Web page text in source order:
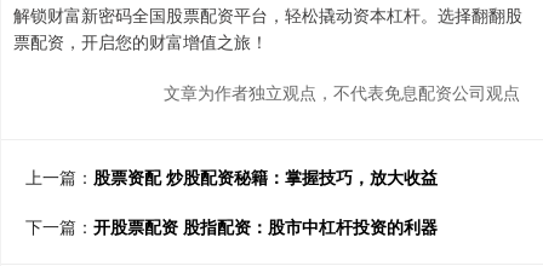
解锁财富新密码全国股票配资平台，轻松撬动资本杠杆。选择翻翻股
票配资，开启您的财富增值之旅！
文章为作者独立观点，不代表免息配资公司观点
上一篇： 股票资配 炒股配资秘籍：掌握技巧，放大收益
下一篇： 开股票配资 股指配资：股市中杠杆投资的利器